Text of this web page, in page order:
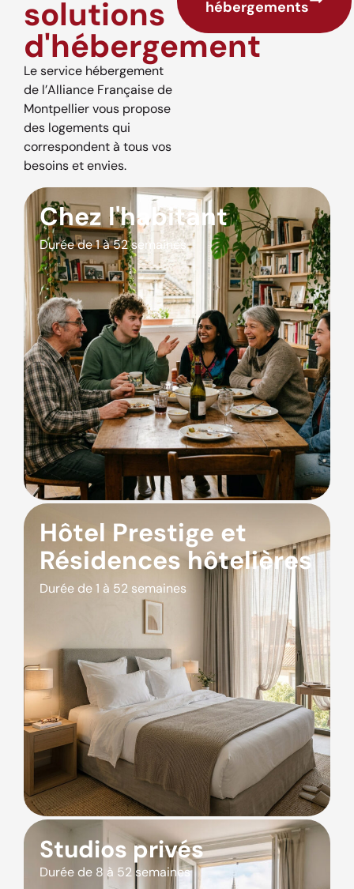
solutions
d'hébergement
Le service hébergement
de l’Alliance Française de
Montpellier vous propose
des logements qui
correspondent à tous vos
besoins et envies.
hébergements
Chez l'habitant
Durée de 1 à 52 semaines
Hôtel Prestige et
Résidences hôtelières
Durée de 1 à 52 semaines
Studios privés
Durée de 8 à 52 semaines